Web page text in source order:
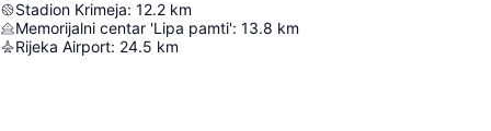
Stadion Krimeja: 12.2 km
Memorijalni centar 'Lipa pamti': 13.8 km
Rijeka Airport: 24.5 km